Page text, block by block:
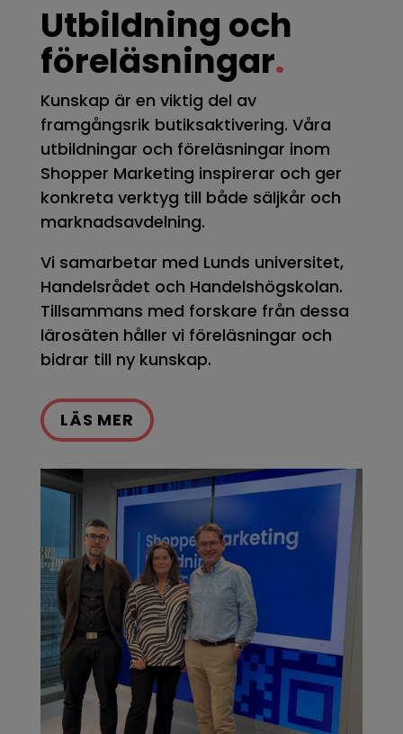
Utbildning och
föreläsningar.
Kunskap är en viktig del av
framgångsrik butiksaktivering. Våra
utbildningar och föreläsningar inom
Shopper Marketing inspirerar och ger
konkreta verktyg till både säljkår och
marknadsavdelning.
Vi samarbetar med Lunds universitet,
Handelsrådet och Handelshögskolan.
Tillsammans med forskare från dessa
lärosäten håller vi föreläsningar och
bidrar till ny kunskap.
LÄS MER